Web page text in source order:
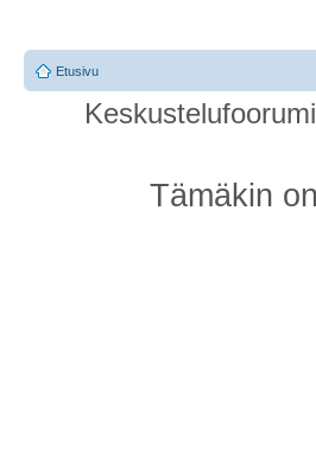
Etusivu
Tämäkin on